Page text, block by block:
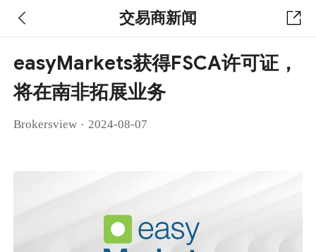
交易商新闻
easyMarkets获得FSCA许可证，
将在南非拓展业务
Brokersview · 2024-08-07